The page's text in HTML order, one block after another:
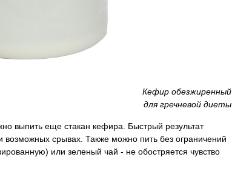
Кефир обезжиренный
для гречневой диеты
выпить еще стакан кефира. Быстрый результат
возможных срывах. Также можно пить без ограничений
или зеленый чай - не обостряется чувство